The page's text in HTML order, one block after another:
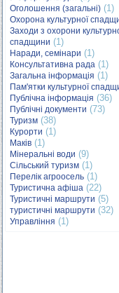
Оголошення (загальні) (1)
Охорона культурної
Заходи з охорони
спадщини (1)
Наради, семінари (1)
Консультативна рада (1)
Загальна інформація (1)
Пам'ятки культурної
Публічна інформація (36)
Публічні документи (73)
Туризм (38)
Курорти (1)
Маків (1)
Мінеральні води (9)
Сільський туризм (1)
Перелік агроосель (1)
Туристична афіша (22)
Туристичні маршрути (5)
туристичні маршрути (32)
Управління (1)